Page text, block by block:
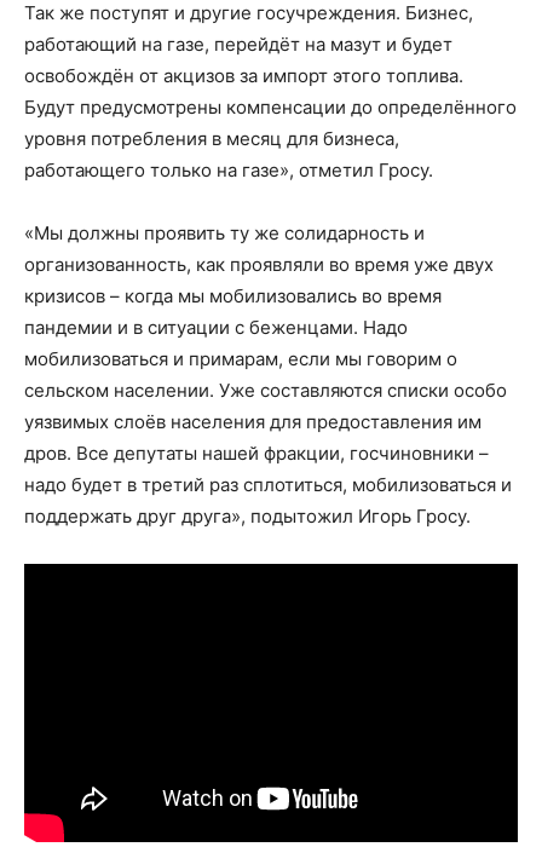
Так же поступят и другие госучреждения. Бизнес,
работающий на газе, перейдёт на мазут и будет
освобождён от акцизов за импорт этого топлива.
Будут предусмотрены компенсации до определённого
уровня потребления в месяц для бизнеса,
работающего только на газе», отметил Гросу.
«Мы должны проявить ту же солидарность и
организованность, как проявляли во время уже двух
кризисов – когда мы мобилизовались во время
пандемии и в ситуации с беженцами. Надо
мобилизоваться и примарам, если мы говорим о
сельском населении. Уже составляются списки особо
уязвимых слоёв населения для предоставления им
дров. Все депутаты нашей фракции, госчиновники –
надо будет в третий раз сплотиться, мобилизоваться и
поддержать друг друга», подытожил Игорь Гросу.